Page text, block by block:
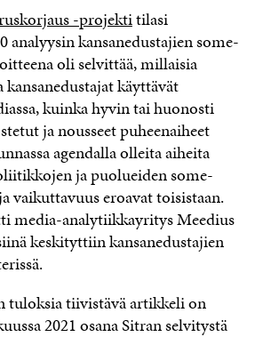
-projektitilasi
analyysin kansanedustajien some-
oli selvittää, millaisia
käyttävät
kuinka hyvin tai huonosti
ja nousseet puheenaiheet
agendalla olleita aiheita
ja puolueiden some-
vaikuttavuus eroavat toisistaan.
media-analytiikkayritys Meedius
keskityttiin kansanedustajien
tuloksia tiivistävä artikkeli on
2021 osana Sitran selvitystä